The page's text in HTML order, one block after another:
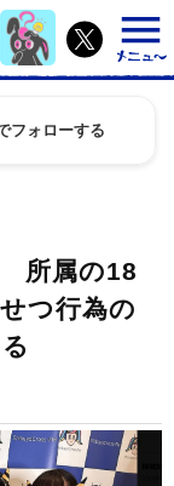
フォローする
所属の18
つ行為の